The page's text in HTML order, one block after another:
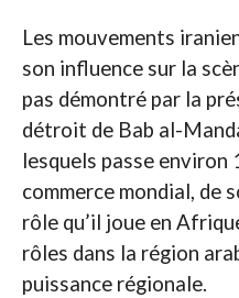
Les mouvements
son influence sur la
pas démontré par la
détroit de Bab al-
lesquels passe environ
commerce mondial, de
rôle qu’il joue en
rôles dans la région
puissance régionale.